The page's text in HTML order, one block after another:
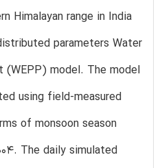
Himalayan range in India
parameters Water
(WEPP) model. The model
using field-measured
of monsoon season
The daily simulated